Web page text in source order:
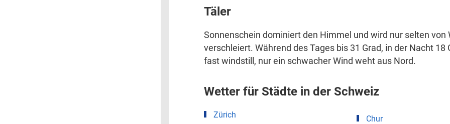
Täler
Sonnenschein dominiert den Himmel und wird nur selten von
verschleiert. Während des Tages bis 31 Grad, in der Nacht 18
fast windstill, nur ein schwacher Wind weht aus Nord.
Wetter für Städte in der Schweiz
Zürich
Chur